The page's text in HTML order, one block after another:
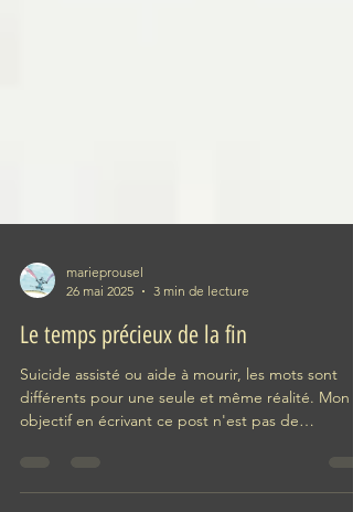
marieprousel
26 mai 2025
3 min de lecture
Le temps précieux de la fin
Suicide assisté ou aide à mourir, les mots sont
convaincre, mais je veux juste dire mon